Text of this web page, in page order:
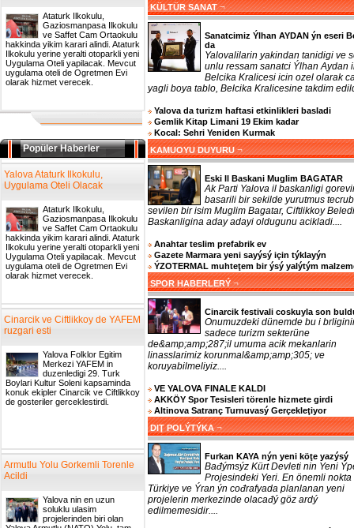
Ataturk Ilkokulu,
Gaziosmanpasa Ilkokulu
ve Saffet Cam Ortaokulu
hakkinda yikim karari alindi. Ataturk
Ilkokulu yerine yeralti otoparkli yeni
Uygulama Oteli yapilacak. Mevcut
uygulama oteli de Ogretmen Evi
olarak hizmet verecek.
Popüler Haberler
Yalova Ataturk Ilkokulu,
Uygulama Oteli Olacak
Ataturk Ilkokulu,
Gaziosmanpasa Ilkokulu
ve Saffet Cam Ortaokulu
hakkinda yikim karari alindi. Ataturk
Ilkokulu yerine yeralti otoparkli yeni
Uygulama Oteli yapilacak. Mevcut
uygulama oteli de Ogretmen Evi
olarak hizmet verecek.
Cinarcik ve Ciftlikkoy de YAFEM
ruzgari esti
Yalova Folklor Egitim
Merkezi YAFEM in
duzenledigi 29. Turk
Boylari Kultur Soleni kapsaminda
konuk ekipler Cinarcik ve Ciftlikkoy
de gosteriler gerceklestirdi.
Armutlu Yolu Gorkemli Torenle
Acildi
Yalova nin en uzun
soluklu ulasim
projelerinden biri olan
KÜLTÜR SANAT ¬
Sanatcimiz Ýlhan AYDAN ýn eseri
da
Yalovalilarin yakindan tanidigi ve
unlu ressam sanatci Ýlhan Aydan
Belcika Kralicesi icin ozel olarak
yagli boya tablo, Belcika Kralicesine takdim
Yalova da turizm haftasi etkinlikleri basladi
Gemlik Kitap Limani 19 Ekim kadar
Kocal: Sehri Yeniden Kurmak
KAMUOYU DUYURU ¬
Eski Il Baskani Muglim BAGATAR
Ak Parti Yalova il baskanligi
basarili bir sekilde yurutmus
sevilen bir isim Muglim Bagatar, Ciftlikkoy
Baskanligina aday adayi oldugunu acikladi....
Anahtar teslim prefabrik ev
Gazete Marmara yeni sayýsý için týklayýn
ÝZOTERMAL muhteţem bir ýsý yalýtým
SPOR HABERLERÝ ¬
Cinarcik festivali coskuyla son
Onumuzdeki dünemde bu i
sadece turizm sekterüne
de&amp;amp;287;il umuma acik mekanlarin
linasslarimiz korunmal&amp;amp;305; ve
koruyabilmeliyiz....
VE YALOVA FINALE KALDI
AKKÖY Spor Tesisleri törenle hizmete girdi
Altinova Satranç Turnuvasý Gerçekleţiyor
DIŢ POLÝTÝKA ¬
Furkan KAYA nýn yeni köţe yazýsý
Bađýmsýz Kürt Devleti nin Yeni
Projesindeki Yeri. En önemli nokta
Türkiye ve Ýran ýn cođrafyada planlanan yeni
projelerin merkezinde olacađý göz ardý
edilmemesidir....